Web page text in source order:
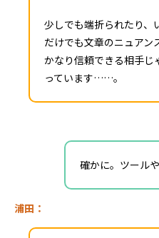
少しでも端折られたり、
だけでも文章のニュアン
かなり信頼できる相手じ
っています……。
確かに。ツール
浦田：